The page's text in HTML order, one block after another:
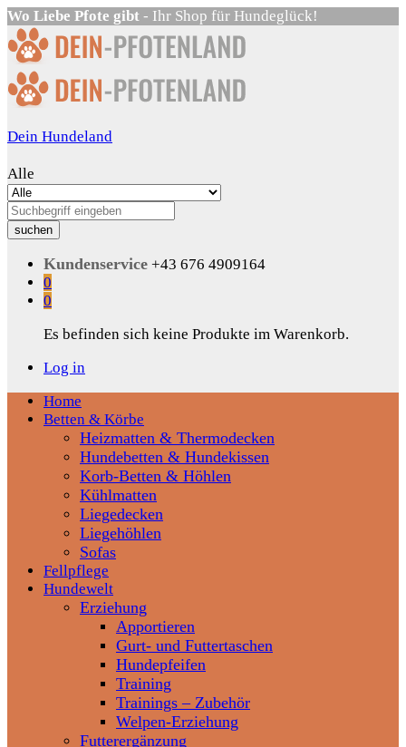
Wo Liebe Pfote gibt - Ihr Shop für Hundeglück!
Dein Hundeland
Alle
suchen
Kundenservice +43 676 4909164
0
0
Es befinden sich keine Produkte im Warenkorb.
Log in
Home
Betten & Körbe
Heizmatten & Thermodecken
Hundebetten & Hundekissen
Korb-Betten & Höhlen
Kühlmatten
Liegedecken
Liegehöhlen
Sofas
Fellpflege
Hundewelt
Erziehung
Apportieren
Gurt- und Futtertaschen
Hundepfeifen
Training
Trainings – Zubehör
Welpen-Erziehung
Futterergänzung